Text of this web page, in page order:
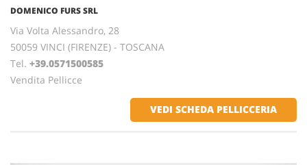
DOMENICO FURS SRL
Via Volta Alessandro, 28
50059 VINCI (FIRENZE) - TOSCANA
Tel. +39.0571500585
Vendita Pellicce
VEDI SCHEDA PELLICCERIA